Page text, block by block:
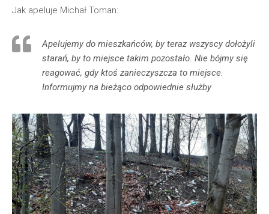
Jak apeluje Michał Toman:
Apelujemy do mieszkańców, by teraz wszyscy dołożyli
starań, by to miejsce takim pozostało. Nie bójmy się
reagować, gdy ktoś zanieczyszcza to miejsce.
Informujmy na bieżąco odpowiednie służby